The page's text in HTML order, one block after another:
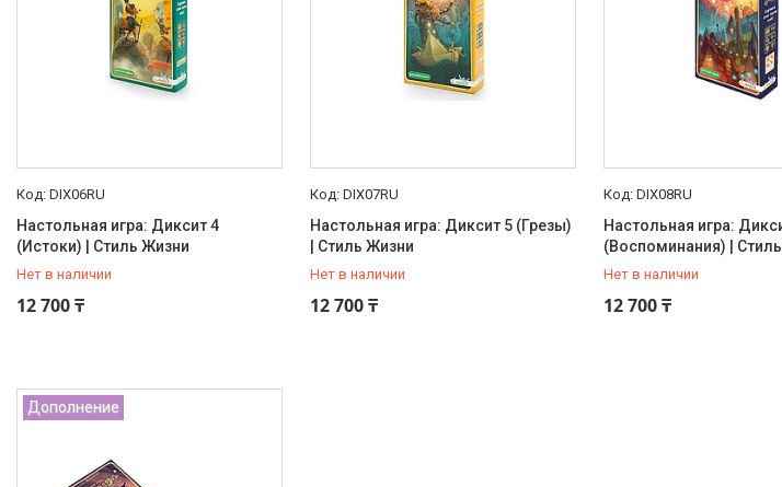
DIX06RU
Настольная игра: Диксит 4
(Истоки) | Стиль Жизни
Нет в наличии
12 700 ₸
+7 (707) 816-14-12
DIX07RU
Настольная игра: Диксит 5 (Грезы)
| Стиль Жизни
Нет в наличии
12 700 ₸
+7 (707) 816-14-12
DIX08RU
Настольная игра:
(Воспоминания) |
Нет в наличии
12 700 ₸
+7 (707) 816-14-12
Дополнение